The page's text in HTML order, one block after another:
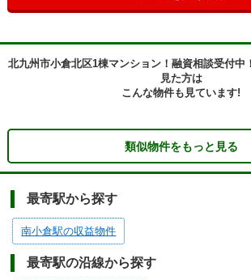
北九州市小倉北区1棟マンション！融資相談受付中
見た方は
こんな物件も見ています!
類似物件をもっと見る
最寄駅から探す
南小倉駅の収益物件
最寄駅の沿線から探す